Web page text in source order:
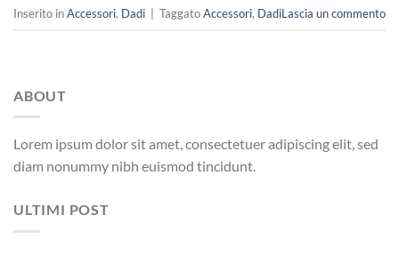
Inserito inAccessori, Dadi TaggatoAccessori, DadiLascia un commento
ABOUT
Lorem ipsum dolor sit amet, consectetuer adipiscing elit, sed
diam nonummy nibh euismod tincidunt.
ULTIMI POST